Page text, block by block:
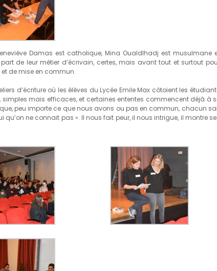
Damas est catholique, Mina Oualdlhadj est musulmane
de leur métier d’écrivain, certes, mais avant tout et surtout
de mise en commun.
d’écriture où les élèves du Lycée Emile Max côtoient les
simples mais efficaces, et certaines ententes commencent déjà à
peu importe ce que nous avons ou pas en commun, chacun
qu’on ne connait pas ». Il nous fait peur, il nous intrigue, il montre